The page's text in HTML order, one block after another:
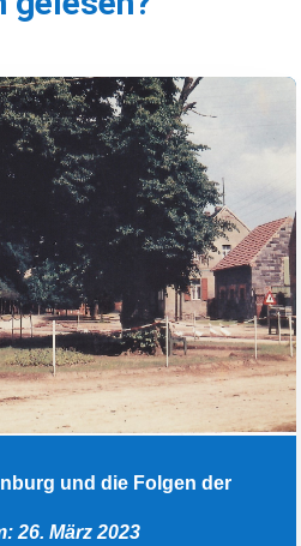
und die Folgen der
26. März 2023